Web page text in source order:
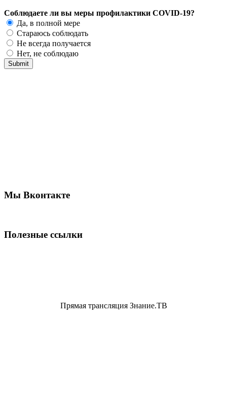
Соблюдаете ли вы меры профилактики COVID-19?
Да, в полной мере
Стараюсь соблюдать
Не всегда получается
Нет, не соблюдаю
Мы Вконтакте
Полезные ссылки
Прямая трансляция Знание.ТВ